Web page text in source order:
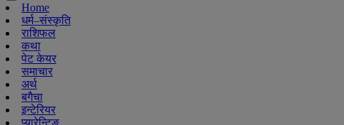
Home
धर्म–संस्कृति
राशिफल
कथा
पेट केयर
समाचार
अर्थ
बगैचा
इन्टेरियर
प्यारेन्टिङ